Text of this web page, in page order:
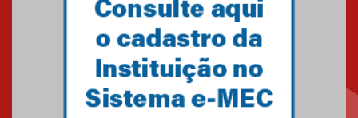
Gravação do projeto “Mais de
31 mil vozes com a Palavra” é
realizado no Colégio
Mackenzie Brasília
25.10.2024